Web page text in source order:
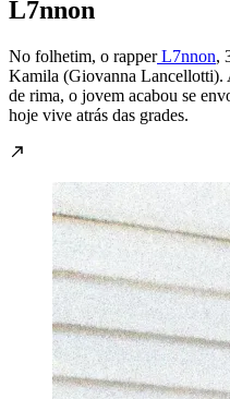
L7nnon
No folhetim, o rapperL7nnon,
Kamila (Giovanna Lancellotti).
de rima, o jovem acabou se
hoje vive atrás das grades.